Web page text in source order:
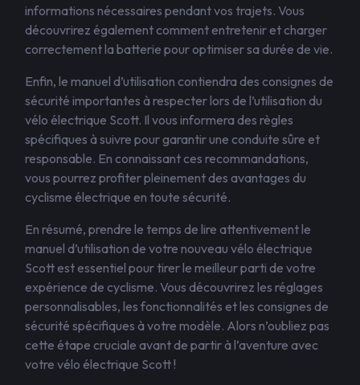
informations nécessaires pendant vos trajets. Vous
découvrirez également comment entretenir et charger
correctement la batterie pour optimiser sa durée de vie.
Enfin, le manuel d’utilisation contiendra des consignes de
sécurité importantes à respecter lors de l’utilisation du
vélo électrique Scott. Il vous informera des règles
spécifiques à suivre pour garantir une conduite sûre et
responsable. En connaissant ces recommandations,
vous pourrez profiter pleinement des avantages du
cyclisme électrique en toute sécurité.
En résumé, prendre le temps de lire attentivement le
manuel d’utilisation de votre nouveau vélo électrique
Scott est essentiel pour tirer le meilleur parti de votre
expérience de cyclisme. Vous découvrirez les réglages
personnalisables, les fonctionnalités et les consignes de
sécurité spécifiques à votre modèle. Alors n’oubliez pas
cette étape cruciale avant de partir à l’aventure avec
votre vélo électrique Scott !